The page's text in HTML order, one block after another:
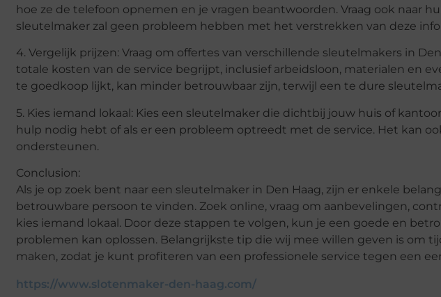
hoe ze de telefoon opnemen en je vragen beantwoorden. Vraag ook naar
sleutelmaker zal geen probleem hebben met het verstrekken van deze
4. Vergelijk prijzen: Vraag om offertes van verschillende sleutelmakers in
totale kosten van de service begrijpt, inclusief arbeidsloon, materialen en
te goedkoop lijkt, kan minder betrouwbaar zijn, terwijl een te dure
5. Kies iemand lokaal: Kies een sleutelmaker die dichtbij jouw huis of
hulp nodig hebt of als er een probleem optreedt met de service. Het kan
ondersteunen.
Conclusion:
Als je op zoek bent naar een sleutelmaker in Den Haag, zijn er enkele
betrouwbare persoon te vinden. Zoek online, vraag om aanbevelingen,
kies iemand lokaal. Door deze stappen te volgen, kun je een goede en
problemen kan oplossen. Belangrijkste tip die wij mee willen geven is om
maken, zodat je kunt profiteren van een professionele service tegen een
https://www.slotenmaker-den-haag.com/